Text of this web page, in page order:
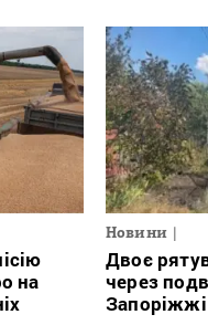
на
Новини
Двоє
через
Запоріжжі